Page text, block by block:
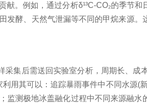
献。例如，通过分析δ¹³C-CO₂的季节
酵、天然气泄漏等不同的甲烷来源。
集后需送回实验室分析，周期长、成
用其可以：追踪暴雨事件中不同水源(
监测极地冰盖融化过程中不同来源融水